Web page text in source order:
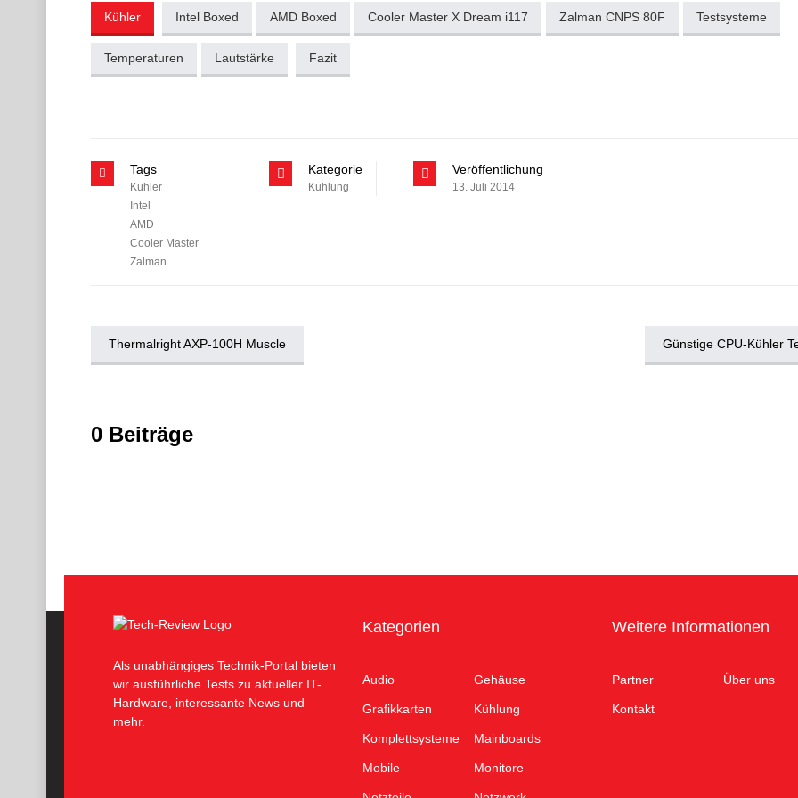
Kühler Intel Boxed AMD Boxed Cooler Master X Dream i117 Zalman CNPS 80F Testsysteme
Temperaturen Lautstärke Fazit
Tags
Kühler
Intel
AMD
Cooler Master
Zalman
Kategorie
Kühlung
Veröffentlichung
13. Juli 2014
Thermalright AXP-100H Muscle Günstige CPU-Kühler
0 Beiträge
Als unabhängiges Technik-Portal bieten
wir ausführliche Tests zu aktueller IT-
Hardware, interessante News und
mehr.
Kategorien
Audio Gehäuse
Grafikkarten Kühlung
Komplettsysteme Mainboards
Mobile Monitore
Weitere Informationen
Partner Über uns
Kontakt